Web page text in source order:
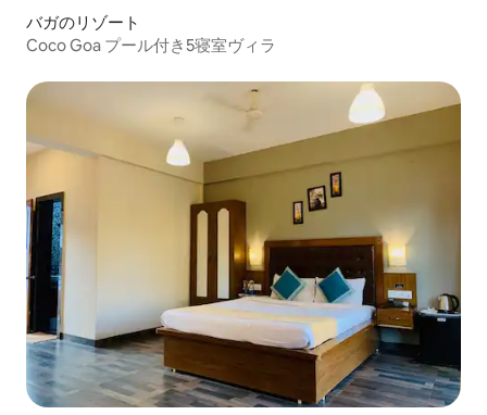
バガのリゾート
Coco Goa プール付き5寝室ヴィラ